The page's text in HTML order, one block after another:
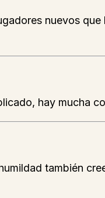
nuevos
hay mucha
también